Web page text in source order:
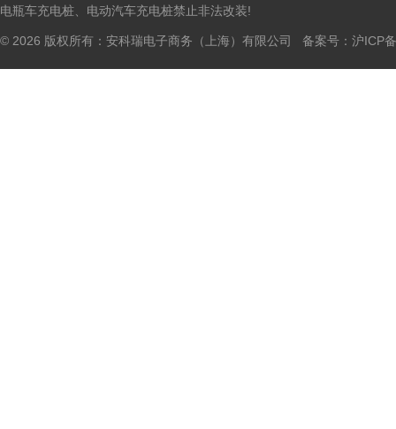
电瓶车充电桩、电动汽车充电桩禁止非法改装!
© 2026 版权所有：安科瑞电子商务（上海）有限公司 备案号： 沪ICP